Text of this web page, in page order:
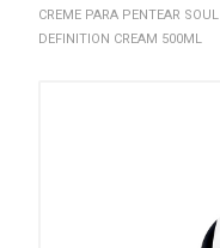
CREME PARA PENTEAR
DEFINITION CREAM 500ML